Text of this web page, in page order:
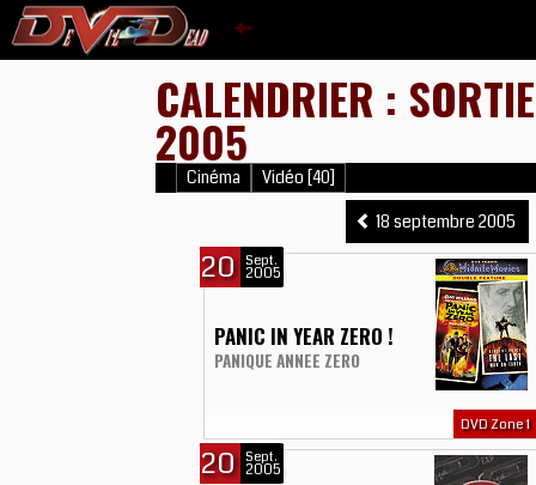
CALENDRIER :
2005
Cinéma Vidéo [40]
18 septembre 2005
20 Sept.
2005
PANIC IN YEAR ZERO !
PANIQUE ANNEE ZERO
DVD Zone 1
20 Sept.
2005